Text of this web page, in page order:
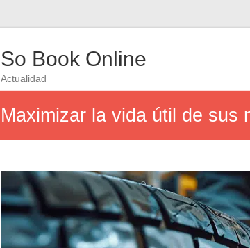
So Book Online
Actualidad
Maximizar la vida útil de sus